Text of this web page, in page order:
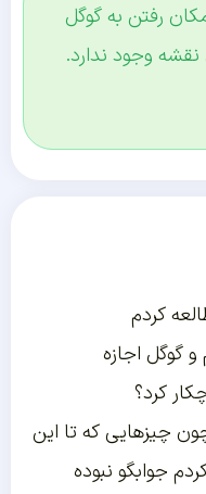
رفتن به گوگل
وجود ندارد.
کردم
گوگل اجازه
کرد؟
چیزهایی که تا این
جوابگو نبوده